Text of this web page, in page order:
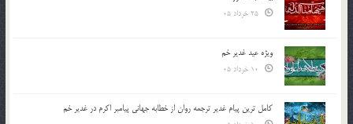
ویژه عید غدیر خم
کامل ترین پیام غدیر ترجمه روان از خطابه جهانی پیامبر اکرم در غدیر خم